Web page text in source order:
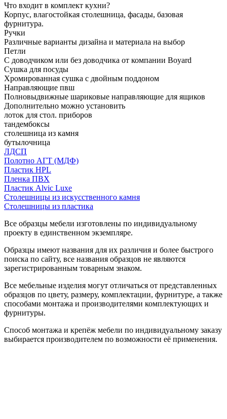
Что входит в комплект кухни?
Корпус, влагостойкая столешница, фасады, базовая
фурнитура.
Ручки
Различные варианты дизайна и материала на выбор
Петли
С доводчиком или без доводчика от компании Boyard
Сушка для посуды
Хромированная сушка с двойным поддоном
Направляющие пвш
Полновыдвижные шариковые направляющие для ящиков
Дополнительно можно установить
лоток для стол. приборов
тандембоксы
столешница из камня
бутылочница
ЛДСП
Полотно АГТ (МДФ)
Пластик HPL
Пленка ПВХ
Пластик Alvic Luxe
Столешницы из искусственного камня
Столешницы из пластика
Все образцы мебели изготовлены по индивидуальному
проекту в единственном экземпляре.
Образцы имеют названия для их различия и более быстрого
поиска по сайту, все названия образцов не являются
зарегистрированным товарным знаком.
Все мебельные изделия могут отличаться от представленных
образцов по цвету, размеру, комплектации, фурнитуре, а также
способами монтажа и производителями комплектующих и
фурнитуры.
Способ монтажа и крепёж мебели по индивидуальному заказу
выбирается производителем по возможности её применения.